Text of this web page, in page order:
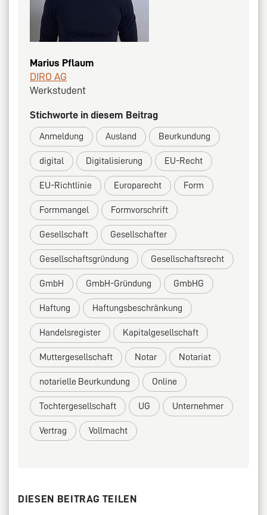
Marius Pflaum
DIRO AG
Werkstudent
Stichworte in diesem Beitrag
Anmeldung Ausland Beurkundung
digital Digitalisierung EU-Recht
EU-Richtlinie Europarecht Form
Formmangel Formvorschrift
Gesellschaft Gesellschafter
Gesellschaftsgründung Gesellschaftsrecht
GmbH GmbH-Gründung GmbHG
Haftung Haftungsbeschränkung
Handelsregister Kapitalgesellschaft
Muttergesellschaft Notar Notariat
notarielle Beurkundung Online
Tochtergesellschaft UG Unternehmer
Vertrag Vollmacht
DIESEN BEITRAG TEILEN